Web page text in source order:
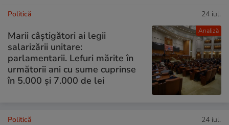
Analiză
Politică 24 iul.
Marii câștigători ai legii
salarizării unitare:
parlamentarii. Lefuri mărite în
următorii ani cu sume cuprinse
în 5.000 și 7.000 de lei
Politică 24 iul.